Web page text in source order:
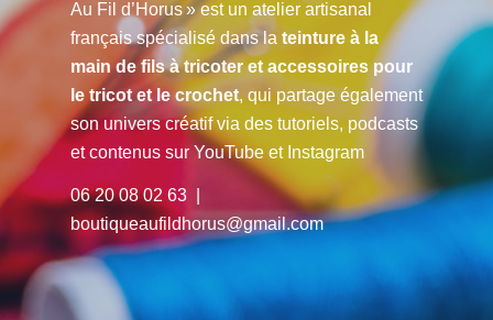
Au Fil d’Horus » est un atelier artisanal
français spécialisé dans la teinture à la
main de fils à tricoter et accessoires pour
le tricot et le crochet, qui partage également
son univers créatif via des tutoriels, podcasts
et contenus sur YouTube et Instagram
06 20 08 02 63 |
boutiqueaufildhorus@gmail.com